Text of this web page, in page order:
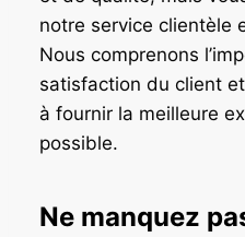
notre service clientèle
Nous comprenons
satisfaction du client
à fournir la meilleure
possible.
Ne manquez